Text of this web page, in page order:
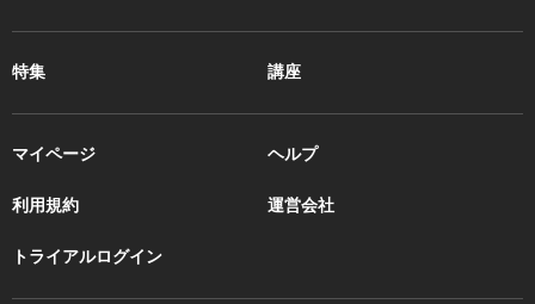
特集 講座
マイページ ヘルプ
利用規約 運営会社
トライアルログイン